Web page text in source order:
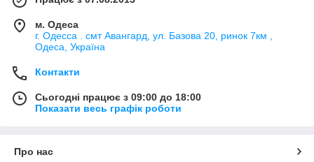
м. Одеса
г. Одесса . смт Авангард, ул. Базова 20, ринок 7км ,
Одеса, Україна
Контакти
Сьогодні працює з 09:00 до 18:00
Показати весь графік роботи
Про нас